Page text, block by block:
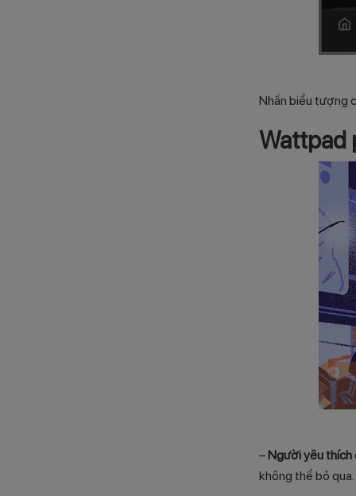
Nhấn biểu tượng
Wattpad
– Người yêu thích
không thể bỏ qua.